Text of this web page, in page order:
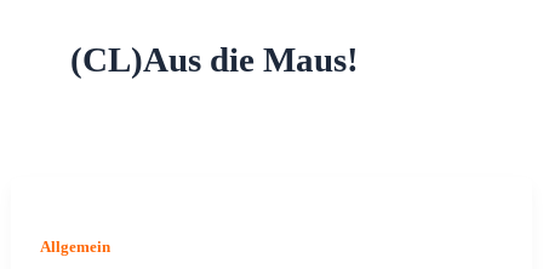
(CL)Aus die Maus!
Allgemein